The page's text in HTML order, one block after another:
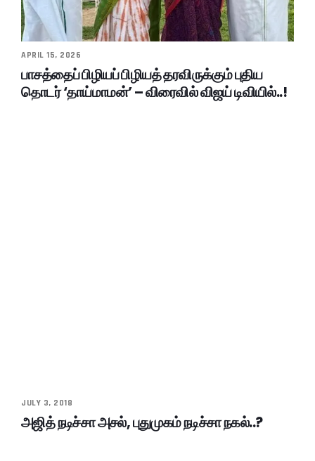
APRIL 15, 2026
பாசத்தைப் பிழியப் பிழியத் தரவிருக்கும் புதிய
தொடர் ‘தாய்மாமன்’ – விரைவில் விஜய் டிவியில்..!
JULY 3, 2018
அஜித் நடிச்சா அசல், புதுமுகம் நடிச்சா நகல்..?